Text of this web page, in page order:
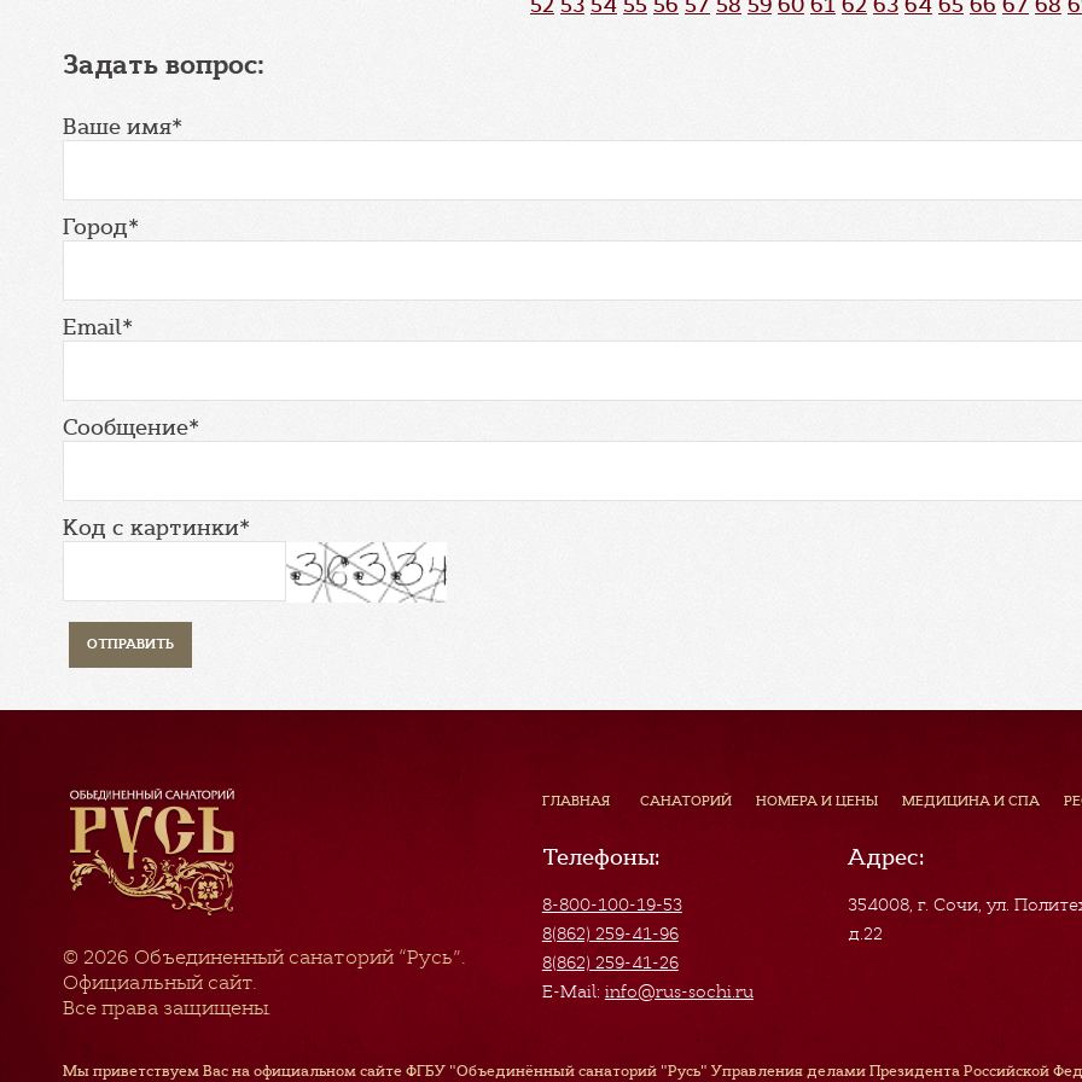
Задать вопрос:
Ваше имя*
Город*
Email*
Сообщение*
Код с картинки*
© 2026 Объединенный санаторий “Русь”.
Официальный сайт.
Все права защищены.
ГЛАВНАЯ САНАТОРИЙ НОМЕРА И ЦЕНЫ МЕДИЦИНА И СПА
Телефоны:
8-800-100-19-53
8(862) 259-41-96
8(862) 259-41-26
E-Mail: info@rus-sochi.ru
Адрес:
354008, г. Сочи,ул.
д.22
Мы приветствуем Вас на официальном сайте ФГБУ "Объединённый санаторий "Русь" Управления делами Президента Российской